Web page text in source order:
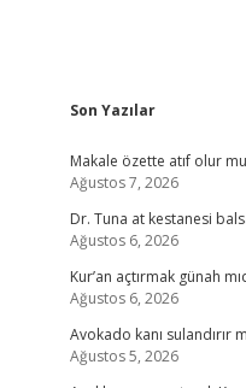
Sidebar
Son Yazılar
Makale özette atıf olur
Ağustos 7, 2026
Dr. Tuna at kestanesi
Ağustos 6, 2026
Kur’an açtırmak günah
Ağustos 6, 2026
Avokado kanı sulandırır
Ağustos 5, 2026